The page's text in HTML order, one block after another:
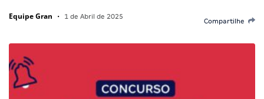
Equipe Gran • 1 de Abril de 2025
Compartilhe